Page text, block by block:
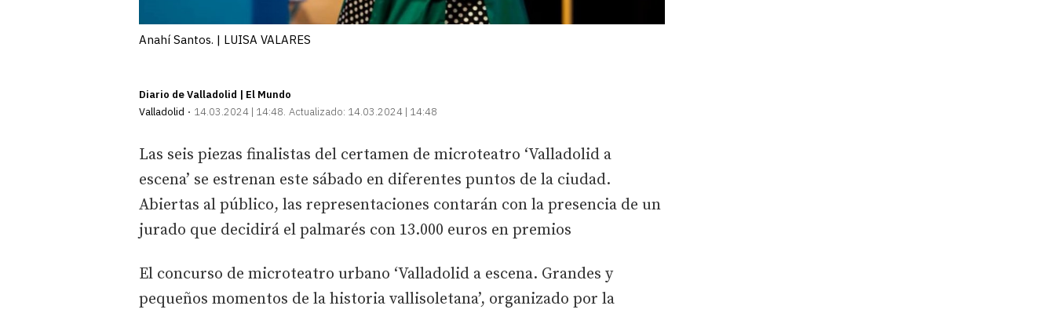
Anahí Santos. | LUISA VALARES
Diario de Valladolid | El Mundo
Valladolid
14.03.2024 | 14:48 Actualizado: 14.03.2024 | 14:48
Las seis piezas finalistas del certamen de microteatro ‘Valladolid a
escena’ se estrenan este sábado en diferentes puntos de la ciudad.
Abiertas al público, las representaciones contarán con la presencia de un
jurado que decidirá el palmarés con 13.000 euros en premios
El concurso de microteatro urbano ‘Valladolid a escena. Grandes y
pequeños momentos de la historia vallisoletana’, organizado por la